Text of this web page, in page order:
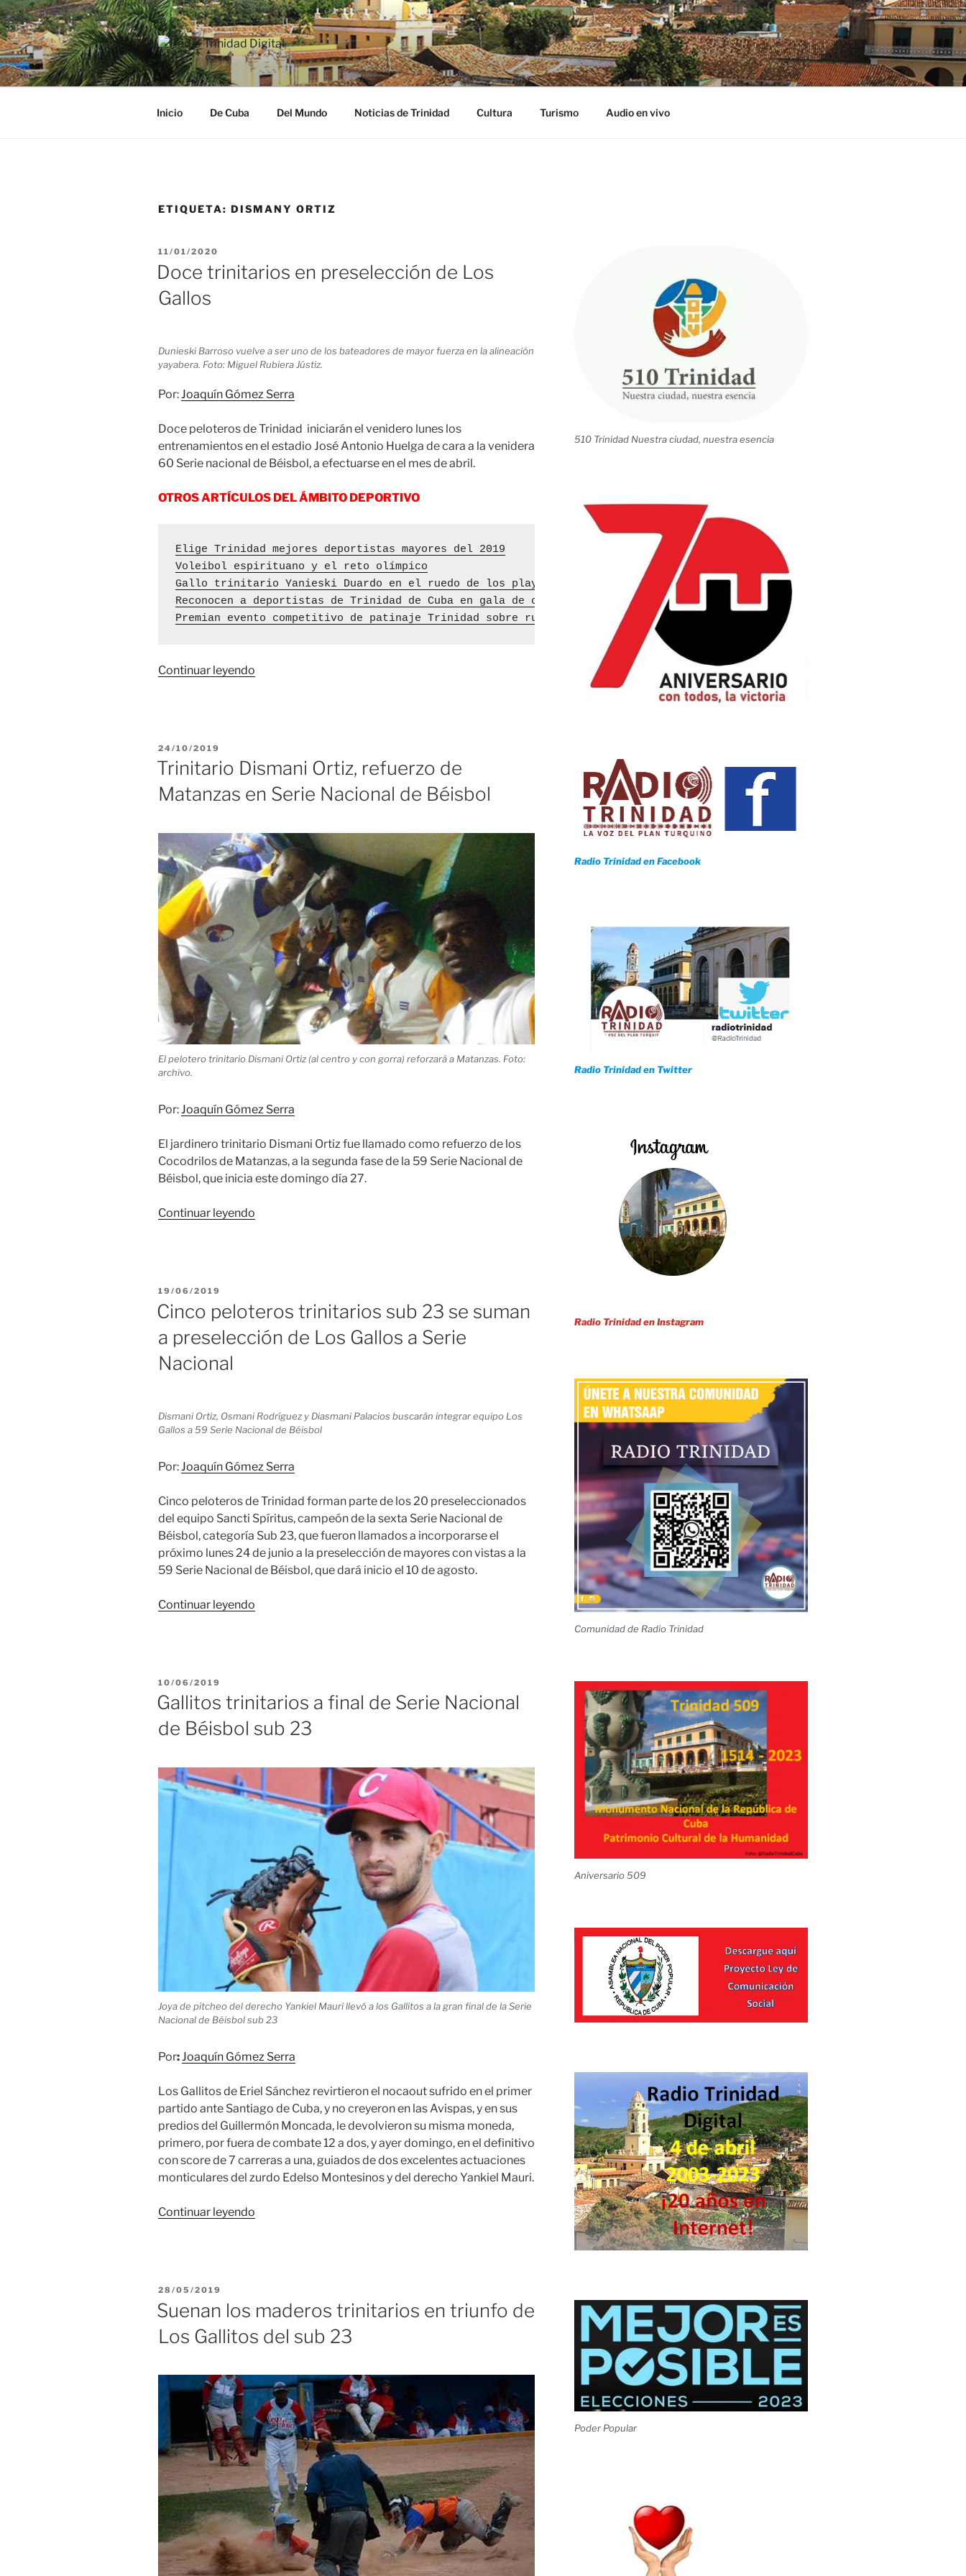
Saltar
al
contenido
RADIO TRINIDAD DIGITAL
Desde la Ciudad Museo del Caribe
Inicio De Cuba Del Mundo Noticias de Trinidad Cultura Turismo Audio en vivo
ETIQUETA: DISMANY ORTIZ
PUBLICADO
EL
11/01/2020
Doce trinitarios en preselección de Los
Gallos
Dunieski Barroso vuelve a ser uno de los bateadores de mayor fuerza en la alineación
yayabera. Foto: Miguel Rubiera Jústiz.
Por: Joaquín Gómez Serra
Doce peloteros de Trinidad iniciarán el venidero lunes los
entrenamientos en el estadio José Antonio Huelga de cara a la venidera
60 Serie nacional de Béisbol, a efectuarse en el mes de abril.
OTROS ARTÍCULOS DEL ÁMBITO DEPORTIVO
Elige Trinidad mejores deportistas mayores del 2019
Voleibol espirituano y el reto olímpico
Gallo trinitario Yanieski Duardo en el ruedo de los playoffs
Reconocen a deportistas de Trinidad de Cuba en gala de campeones
Premian evento competitivo de patinaje Trinidad sobre ruedas
Continuar leyendo
Gallos»
PUBLICADO
EL
24/10/2019
Trinitario Dismani Ortiz, refuerzo de
Matanzas en Serie Nacional de Béisbol
El pelotero trinitario Dismani Ortiz (al centro y con gorra) reforzará a Matanzas. Foto:
archivo.
Por: Joaquín Gómez Serra
El jardinero trinitario Dismani Ortiz fue llamado como refuerzo de los
Cocodrilos de Matanzas, a la segunda fase de la 59 Serie Nacional de
Béisbol, que inicia este domingo día 27.
Continuar leyendo
en
Serie
PUBLICADO
19/06/2019
Cinco peloteros trinitarios sub 23 se suman
a preselección de Los Gallos a Serie
Nacional
Dismani Ortiz, Osmani Rodríguez y Diasmani Palacios buscarán integrar equipo Los
Gallos a 59 Serie Nacional de Béisbol
Por: Joaquín Gómez Serra
Cinco peloteros de Trinidad forman parte de los 20 preseleccionados
del equipo Sancti Spíritus, campeón de la sexta Serie Nacional de
Béisbol, categoría Sub 23, que fueron llamados a incorporarse el
próximo lunes 24 de junio a la preselección de mayores con vistas a la
59 Serie Nacional de Béisbol, que dará inicio el 10 de agosto.
Continuar leyendo
suman
a
Gallos
a
Nacional»
PUBLICADO
EL
10/06/2019
Gallitos trinitarios a final de Serie Nacional
de Béisbol sub 23
Joya de pitcheo del derecho Yankiel Mauri llevó a los Gallitos a la gran final de la Serie
Nacional de Béisbol sub 23
Por:Joaquín Gómez Serra
Los Gallitos de Eriel Sánchez revirtieron el nocaout sufrido en el primer
partido ante Santiago de Cuba, y no creyeron en las Avispas, y en sus
predios del Guillermón Moncada, le devolvieron su misma moneda,
primero, por fuera de combate 12 a dos, y ayer domingo, en el definitivo
con score de 7 carreras a una, guiados de dos excelentes actuaciones
monticulares del zurdo Edelso Montesinos y del derecho Yankiel Mauri.
Continuar leyendo
Nacional
de
23»
PUBLICADO
EL
28/05/2019
Suenan los maderos trinitarios en triunfo de
Los Gallitos del sub 23
510 Trinidad Nuestra ciudad, nuestra esencia
Radio Trinidad en Facebook
Radio Trinidad en Twitter
Radio Trinidad en Instagram
Comunidad de Radio Trinidad
Aniversario 509
Poder Popular